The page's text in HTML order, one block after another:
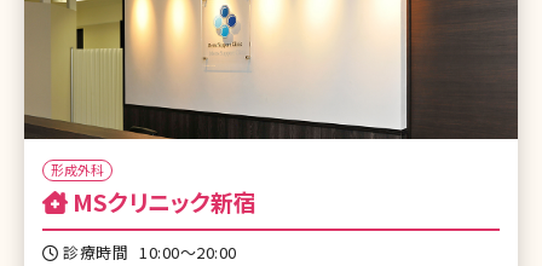
形成外科
MSクリニック新宿
診療時間 10:00～20:00